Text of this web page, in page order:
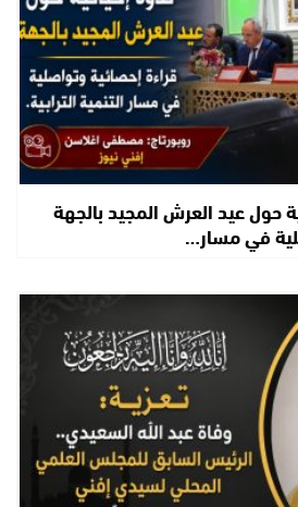
حول عيد العرش المجيد بالجهة
في مسار…